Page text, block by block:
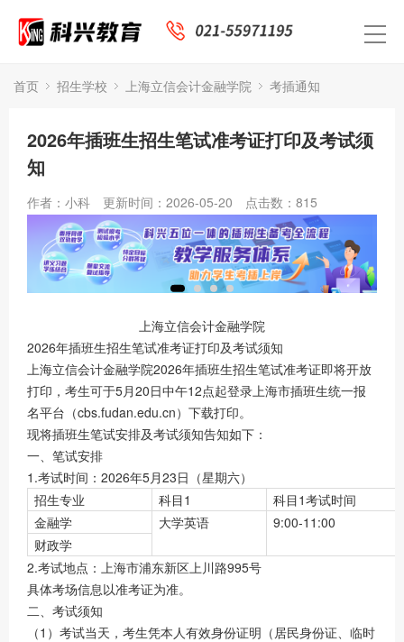
首页 招生学校 上海立信会计金融学院 考插通知
2026年插班生招生笔试准考证打印及考试须
知
作者：小科 更新时间：2026-05-20 点击数： 815
上海立信会计金融学院
2026年插班生招生笔试准考证打印及考试须知
上海立信会计金融学院2026年插班生招生笔试准考证即将开放
打印，考生可于5月20日中午12点起登录上海市插班生统一报
名平台（cbs.fudan.edu.cn）下载打印。
现将插班生笔试安排及考试须知告知如下：
一、笔试安排
1.考试时间：2026年5月23日（星期六）
招生专业
科目1
科目1考试时间
金融学
大学英语
9:00-11:00
财政学
2.考试地点：上海市浦东新区上川路995号
具体考场信息以准考证为准。
二、考试须知
（1）考试当天，考生凭本人有效身份证明（居民身份证、临时